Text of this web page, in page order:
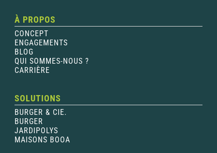
À PROPOS
CONCEPT
ENGAGEMENTS
BLOG
QUI SOMMES-NOUS ?
CARRIÈRE
SOLUTIONS
BURGER & CIE.
BURGER
JARDIPOLYS
MAISONS BOOA